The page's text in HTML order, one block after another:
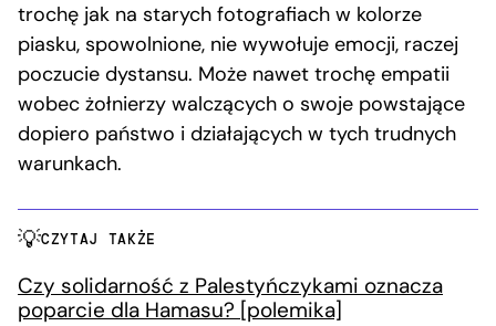
trochę jak na starych fotografiach w kolorze
piasku, spowolnione, nie wywołuje emocji, raczej
poczucie dystansu. Może nawet trochę empatii
wobec żołnierzy walczących o swoje powstające
dopiero państwo i działających w tych trudnych
warunkach.
CZYTAJ TAKŻE
Czy solidarność z Palestyńczykami oznacza
poparcie dla Hamasu? [polemika]